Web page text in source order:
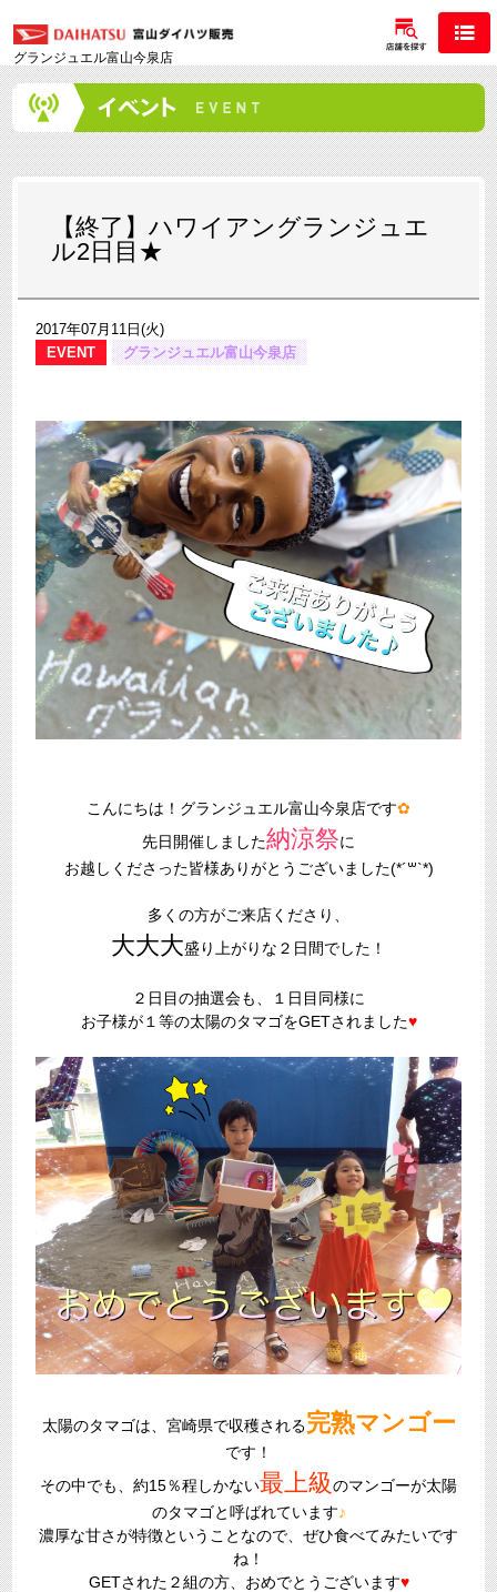
グランジュエル富山今泉店
【終了】ハワイアングランジュエ
ル2日目★
2017年07月11日(火)
EVENT
グランジュエル富山今泉店
こんにちは！グランジュエル富山今泉店です✿
先日開催しました納涼祭に
お越しくださった皆様ありがとうございました(*´꒳`*)
多くの方がご来店くださり、
大大大盛り上がりな２日間でした！
２日目の抽選会も、１日目同様に
お子様が１等の太陽のタマゴをGETされました♥
太陽のタマゴは、宮崎県で収穫される完熟マンゴー
です！
その中でも、約15％程しかない最上級のマンゴーが太陽
のタマゴと呼ばれています♪
濃厚な甘さが特徴ということなので、ぜひ食べてみたいです
ね！
GETされた２組の方、おめでとうございます♥